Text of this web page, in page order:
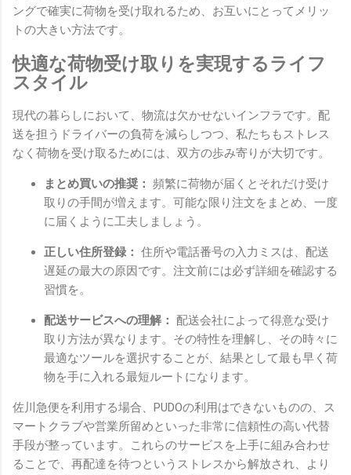
ングで確実に荷物を受け取れるため、お互いにとってメリッ
トの大きい方法です。
快適な荷物受け取りを実現するライフ
スタイル
現代の暮らしにおいて、物流は欠かせないインフラです。配
送を担うドライバーの負荷を減らしつつ、私たちもストレス
なく荷物を受け取るためには、双方の歩み寄りが大切です。
まとめ買いの推奨： 頻繁に荷物が届くとそれだけ受け
取りの手間が増えます。可能な限り注文をまとめ、一度
に届くように工夫しましょう。
正しい住所登録： 住所や電話番号の入力ミスは、配送
遅延の最大の原因です。注文前には必ず詳細を確認する
習慣を。
配送サービスへの理解： 配送会社によって得意な受け
取り方法が異なります。その特性を理解し、その時々に
最適なツールを選択することが、結果として最も早く荷
物を手に入れる最短ルートになります。
佐川急便を利用する場合、PUDOの利用はできないものの、ス
マートクラブや営業所留めといった非常に信頼性の高い代替
手段が整っています。これらのサービスを上手に組み合わせ
ることで、再配達を待つというストレスから解放され、より